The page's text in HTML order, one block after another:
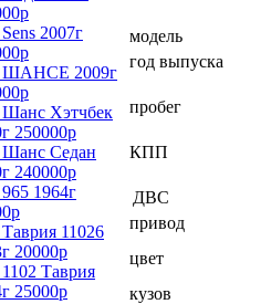
2007г
ШАНСЕ 2009г
Хэтчбек
250000р
Седан
240000р
1964г
11026
20000р
Таврия
25000р
модель
год выпуска
пробег
КПП
ДВС
привод
цвет
кузов